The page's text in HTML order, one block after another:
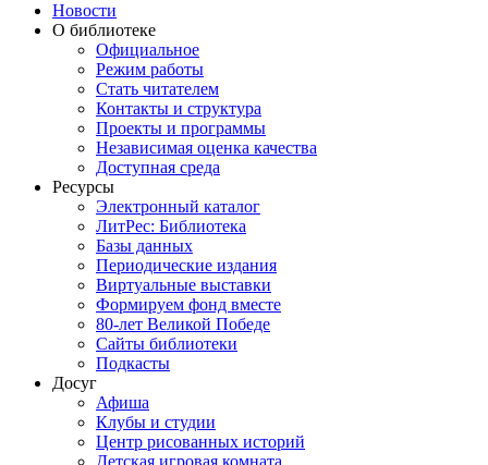
Новости
О библиотеке
Официальное
Режим работы
Стать читателем
Контакты и структура
Проекты и программы
Независимая оценка качества
Доступная среда
Ресурсы
Электронный каталог
ЛитРес: Библиотека
Базы данных
Периодические издания
Виртуальные выставки
Формируем фонд вместе
80-лет Великой Победе
Сайты библиотеки
Подкасты
Досуг
Афиша
Клубы и студии
Центр рисованных историй